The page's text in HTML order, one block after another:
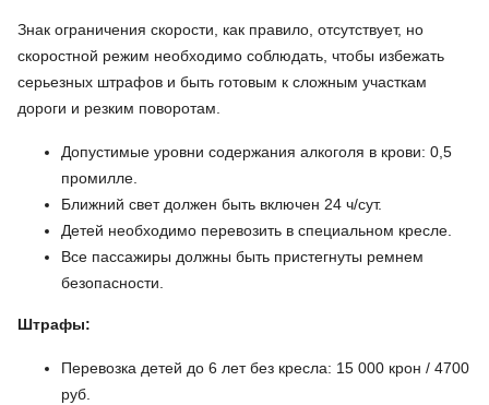
Знак ограничения скорости, как правило, отсутствует, но
скоростной режим необходимо соблюдать, чтобы избежать
серьезных штрафов и быть готовым к сложным участкам
дороги и резким поворотам.
Допустимые уровни содержания алкоголя в крови: 0,5
промилле.
Ближний свет должен быть включен 24 ч/сут.
Детей необходимо перевозить в специальном кресле.
Все пассажиры должны быть пристегнуты ремнем
безопасности.
Штрафы:
Перевозка детей до 6 лет без кресла: 15 000 крон / 4700
руб.